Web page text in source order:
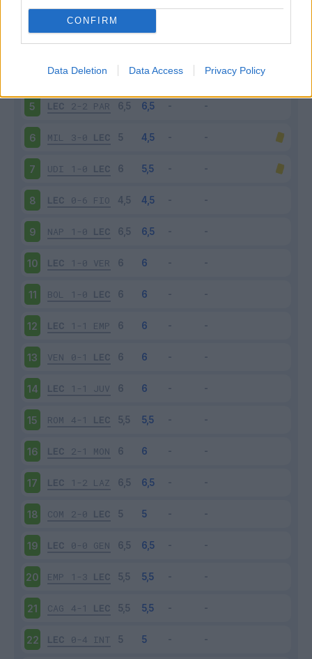
CONFIRM
Data Deletion Data Access Privacy Policy
2 INT 2-0 LEC
3 LEC 1-0 CAG
TOR 0-0 LEC
5 LEC 2-2 PAR
6 MIL 3-0 LEC
7 UDI 1-0 LEC
8 LEC 0-6 FIO
9 NAP 1-0 LEC
10 LEC 1-0 VER
11 BOL 1-0 LEC
12 LEC 1-1 EMP
13 VEN 0-1 LEC
14 LEC 1-1 JUV
15 ROM 4-1 LEC
16 LEC 2-1 MON
17 LEC 1-2 LAZ
18 COM 2-0 LEC
19 LEC 0-0 GEN
20 EMP 1-3 LEC
21 CAG 4-1 LEC
22 LEC 0-4 INT